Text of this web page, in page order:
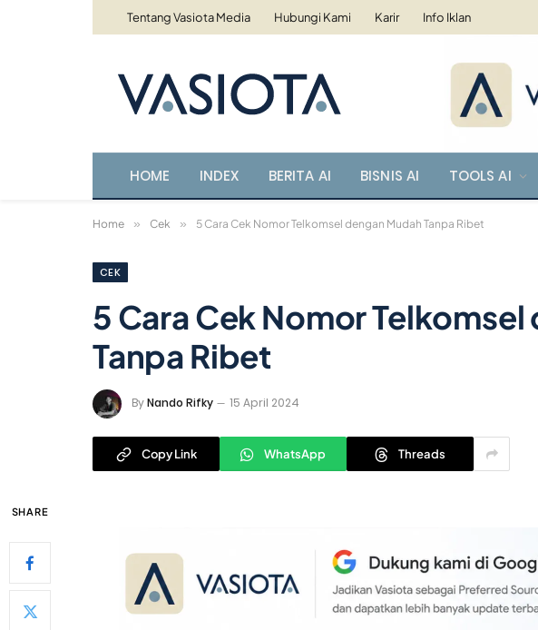
Tentang Vasiota Media Hubungi Kami Karir Info Iklan
HOME INDEX BERITA AI BISNIS AI TOOLS AI
Home » Cek » 5 Cara Cek Nomor Telkomsel dengan Mudah Tanpa Ribet
CEK
5 Cara Cek Nomor
Tanpa Ribet
ByNando Rifky 15 April 2024
Copy Link WhatsApp Threads
SHARE